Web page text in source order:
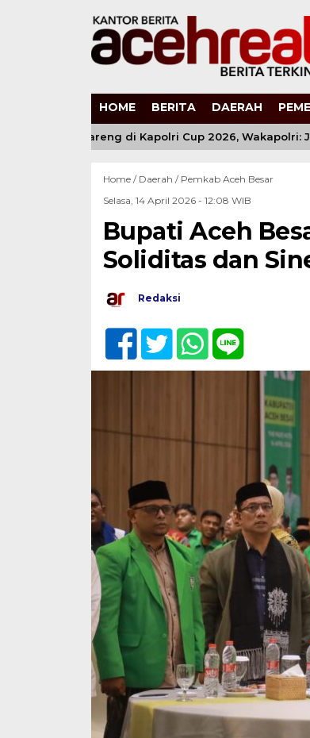
HOME BERITA DAERAH
Main Bareng di Kapolri Cup 2026, Wakapolri:
Home / Daerah / Pemkab Aceh Besar
Selasa, 14 April 2026 - 12:08 WIB
Bupati Aceh
Soliditas dan
Redaksi